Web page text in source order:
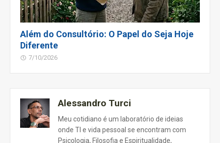
Além do Consultório: O Papel do Seja Hoje
Diferente
7/10/2026
Alessandro Turci
Meu cotidiano é um laboratório de ideias
onde TI e vida pessoal se encontram com
Psicologia, Filosofia e Espiritualidade,